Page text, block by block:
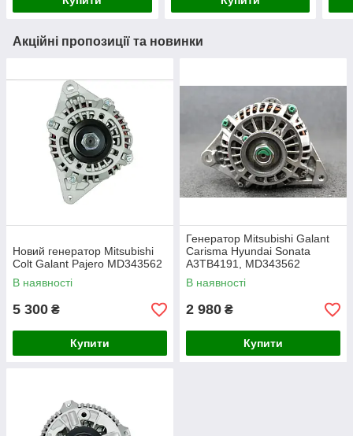
Акційні пропозиції та новинки
Новий генератор Mitsubishi
Colt Galant Pajero MD343562
В наявності
5 300 ₴
Купити
Генератор Mitsubishi Galant
Carisma Hyundai Sonata
A3TB4191, MD343562
В наявності
2 980 ₴
Купити